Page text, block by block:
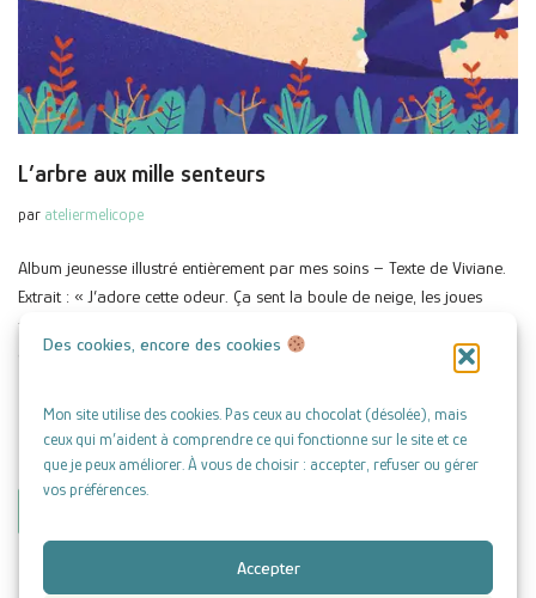
Des cookies, encore des cookies
Mon site utilise des cookies. Pas ceux au chocolat (désolée), mais
ceux qui m’aident à comprendre ce qui fonctionne sur le site et ce
que je peux améliorer. À vous de choisir : accepter, refuser ou gérer
vos préférences.
Accepter
L’arbre aux mille senteurs
par ateliermelicope
Album jeunesse illustré entièrement par mes soins – Texte de Viviane.
Extrait : « J’adore cette odeur. Ça sent la boule de neige, les joues
fraiches de maman sous mes baisers, la laine mouillée de mes gants
et le feu de bois qui sort du…Lire la suite »